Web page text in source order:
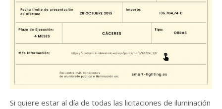
Si quiere estar al día de todas las licitaciones de iluminación